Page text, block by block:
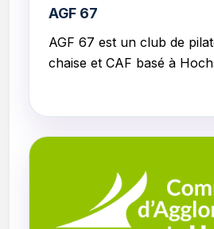
AGF 67
AGF 67 est un club de
chaise et CAF basé à